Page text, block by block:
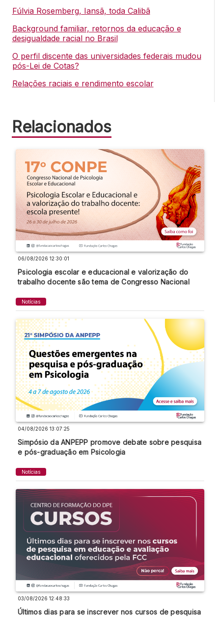
Fúlvia Rosemberg, Iansã, toda Calibã
Background familiar, retornos da educação e
desigualdade racial no Brasil
O perfil discente das universidades federais mudou
pós-Lei de Cotas?
Relações raciais e rendimento escolar
Relacionados
06/08/2026 12:30:01
Psicologia escolar e educacional e valorização do
trabalho docente são tema de Congresso Nacional
Notícias
04/08/2026 13:07:25
Simpósio da ANPEPP promove debate sobre pesquisa
e pós-graduação em Psicologia
Notícias
03/08/2026 12:48:33
Últimos dias para se inscrever nos cursos de pesquisa